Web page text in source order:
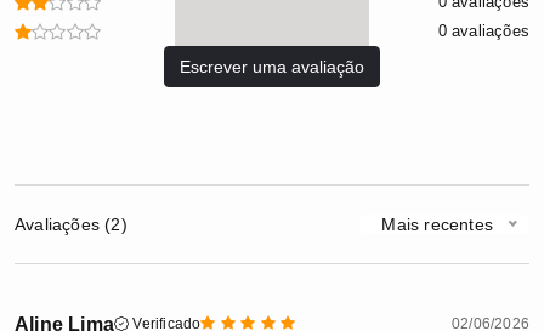
0 avaliações
Escrever uma avaliação
Avaliações (2) Mais recentes
Aline Lima Verificado 02/06/2026